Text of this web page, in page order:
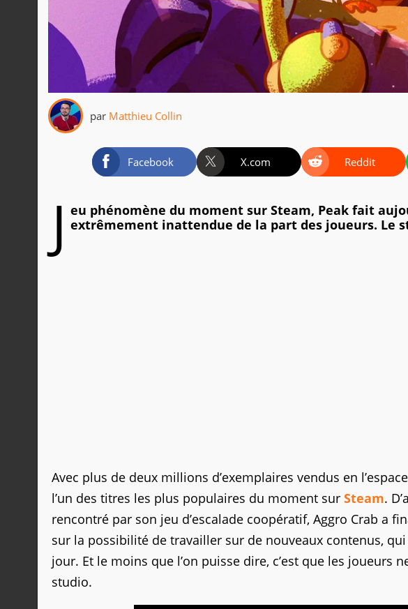
par Matthieu Collin
Facebook X.com Reddit
J eu phénomène du moment sur Steam, Peak fait
extrêmement inattendue de la part des joueurs. Le
Avec plus de deux millions d’exemplaires vendus en
l’un des titres les plus populaires du moment sur Steam.
rencontré par son jeu d’escalade coopératif, Aggro Crab a
sur la possibilité de travailler sur de nouveaux contenus,
jour. Et le moins que l’on puisse dire, c’est que les joueurs
studio.